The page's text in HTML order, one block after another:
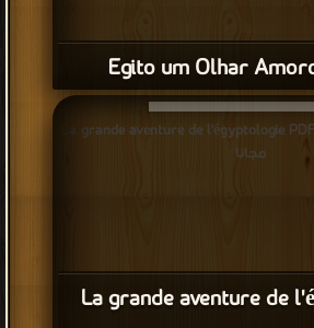
Egito um Olhar
La grande aventure de
قراءة و تحميل كتاب La grande aventure de l'égyptologie PDF
مجانا